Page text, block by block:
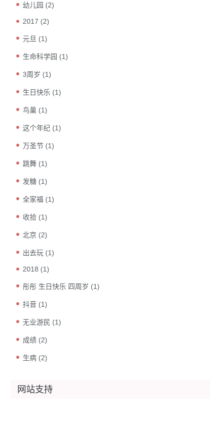
幼儿园 (2)
2017 (2)
元旦 (1)
生命科学园 (1)
3周岁 (1)
生日快乐 (1)
鸟巢 (1)
这个年纪 (1)
万圣节 (1)
跳舞 (1)
发糖 (1)
全家福 (1)
收拾 (1)
北京 (2)
出去玩 (1)
2018 (1)
彤彤 生日快乐 四周岁 (1)
抖音 (1)
无业游民 (1)
成绩 (2)
生病 (2)
网站支持